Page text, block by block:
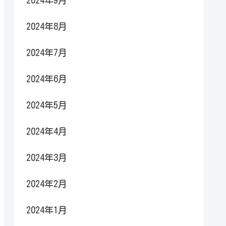
2024年8月
2024年7月
2024年6月
2024年5月
2024年4月
2024年3月
2024年2月
2024年1月